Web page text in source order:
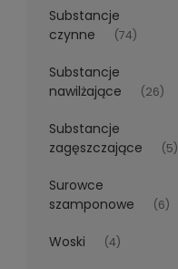
Substancje
czynne
(74)
Substancje
nawilżające
(26)
Substancje
zagęszczające
(5)
Surowce
szamponowe
(6)
Woski (4)